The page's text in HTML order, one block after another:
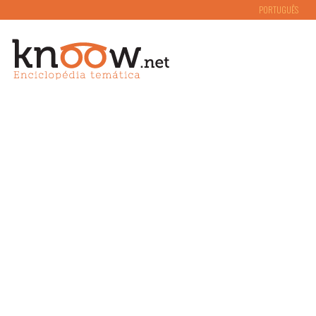
PORTUGUÊS